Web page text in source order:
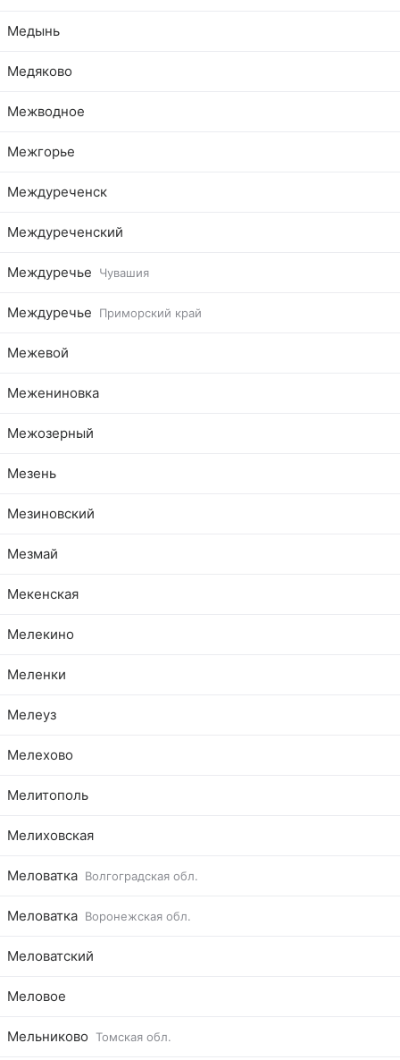
Медынь
Медяково
Межводное
Межгорье
Междуреченск
Междуреченский
Междуречье Чувашия
Междуречье Приморский край
Межевой
Межениновка
Межозерный
Мезень
Мезиновский
Мезмай
Мекенская
Мелекино
Меленки
Мелеуз
Мелехово
Мелитополь
Мелиховская
Меловатка Волгоградская обл.
Меловатка Воронежская обл.
Меловатский
Меловое
Мельниково Томская обл.